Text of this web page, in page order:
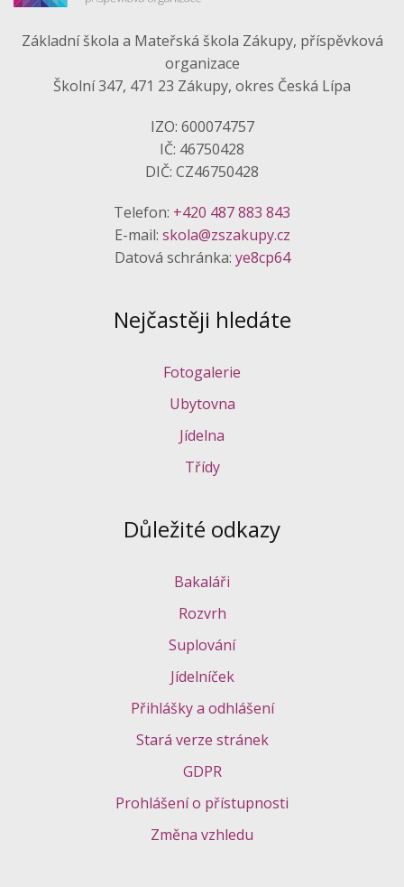
Základní škola a Mateřská škola Zákupy, příspěvková
organizace
Školní 347, 471 23 Zákupy, okres Česká Lípa
IZO: 600074757
IČ: 46750428
DIČ: CZ46750428
Telefon: +420 487 883 843
E-mail: skola@zszakupy.cz
Datová schránka: ye8cp64
Nejčastěji hledáte
Fotogalerie
Ubytovna
Jídelna
Třídy
Důležité odkazy
Bakaláři
Rozvrh
Suplování
Jídelníček
Přihlášky a odhlášení
Stará verze stránek
GDPR
Prohlášení o přístupnosti
Změna vzhledu